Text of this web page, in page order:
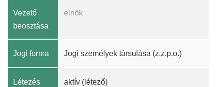
Vezető
beosztása
elnök
Jogi forma Jogi személyek társulása (z.z.p.o.)
Létezés aktív (létező)